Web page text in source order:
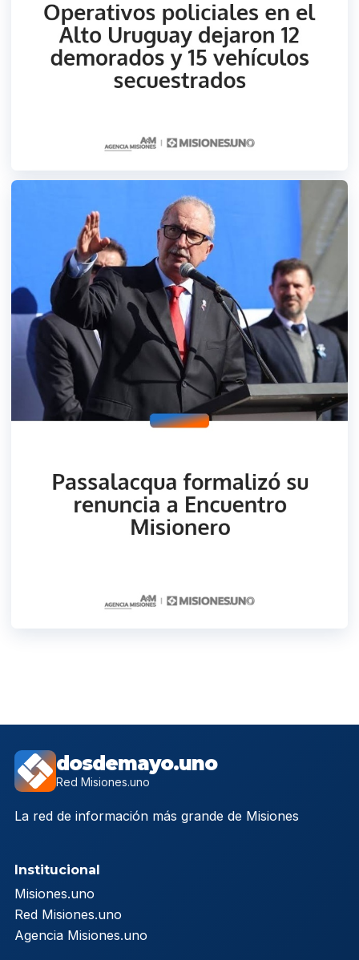
dosdemayo.uno
Red Misiones.uno
La red de información más grande de Misiones
Institucional
Misiones.uno
Red Misiones.uno
Agencia Misiones.uno